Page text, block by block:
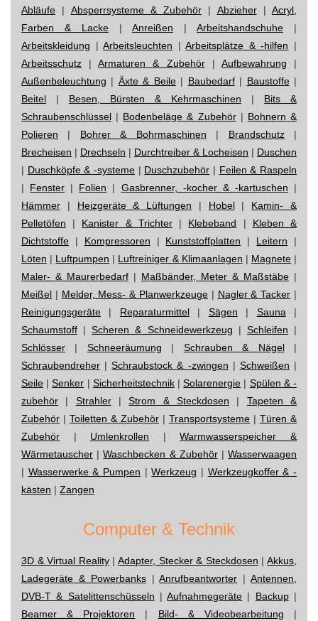
Abläufe | Absperrsysteme & Zubehör | Abzieher| Acryl,
Farben & Lacke | Anreißen | Arbeitshandschuhe |
Arbeitskleidung |Arbeitsleuchten |Arbeitsplätze & -hilfen |
Arbeitsschutz |Armaturen & Zubehör| Aufbewahrung |
Außenbeleuchtung | Äxte & Beile| Baubedarf| Baustoffe|
Beitel | Besen, Bürsten & Kehrmaschinen | Bits &
Schraubenschlüssel | Bodenbeläge & Zubehör| Bohnern &
Polieren | Bohrer & Bohrmaschinen | Brandschutz|
Brecheisen | Drechseln | Durchtreiber & Locheisen | Duschen
| Duschköpfe & -systeme | Duschzubehör | Feilen & Raspeln
| Fenster | Folien | Gasbrenner, -kocher & -kartuschen |
Hämmer | Heizgeräte & Lüftungen | Hobel| Kamin- &
Pelletöfen | Kanister & Trichter| Klebeband | Kleben &
Dichtstoffe | Kompressoren | Kunststoffplatten | Leitern |
Löten | Luftpumpen | Luftreiniger & Klimaanlagen | Magnete|
Maler- & Maurerbedarf | Maßbänder, Meter & Maßstäbe |
Meißel | Melder, Mess- & Planwerkzeuge | Nagler & Tacker |
Reinigungsgeräte | Reparaturmittel| Sägen | Sauna |
Schaumstoff |Scheren & Schneidewerkzeug | Schleifen |
Schlösser | Schneeräumung | Schrauben & Nägel|
Schraubendreher |Schraubstock & -zwingen | Schweißen |
Seile |Senker | Sicherheitstechnik|Solarenergie | Spülen & -
zubehör | Strahler|Strom & Steckdosen | Tapeten &
Zubehör | Toiletten & Zubehör | Transportsysteme | Türen &
Zubehör | Umlenkrollen |Warmwasserspeicher &
Wärmetauscher |Waschbecken & Zubehör|Wasserwaagen
| Wasserwerke & Pumpen |Werkzeug | Werkzeugkoffer & -
kästen | Zangen
Computer & Technik
3D & Virtual Reality|Adapter, Stecker & Steckdosen |Akkus,
Ladegeräte & Powerbanks|Anrufbeantworter |Antennen,
DVB-T & Satelittenschüsseln |Aufnahmegeräte | Backup|
Beamer & Projektoren | Bild- & Videobearbeitung |